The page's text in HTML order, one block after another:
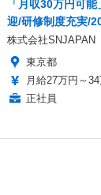
「月収30万円可
迎/研修制度充実/
株式会社SNJAPAN
東京都
月給27万円～34
正社員